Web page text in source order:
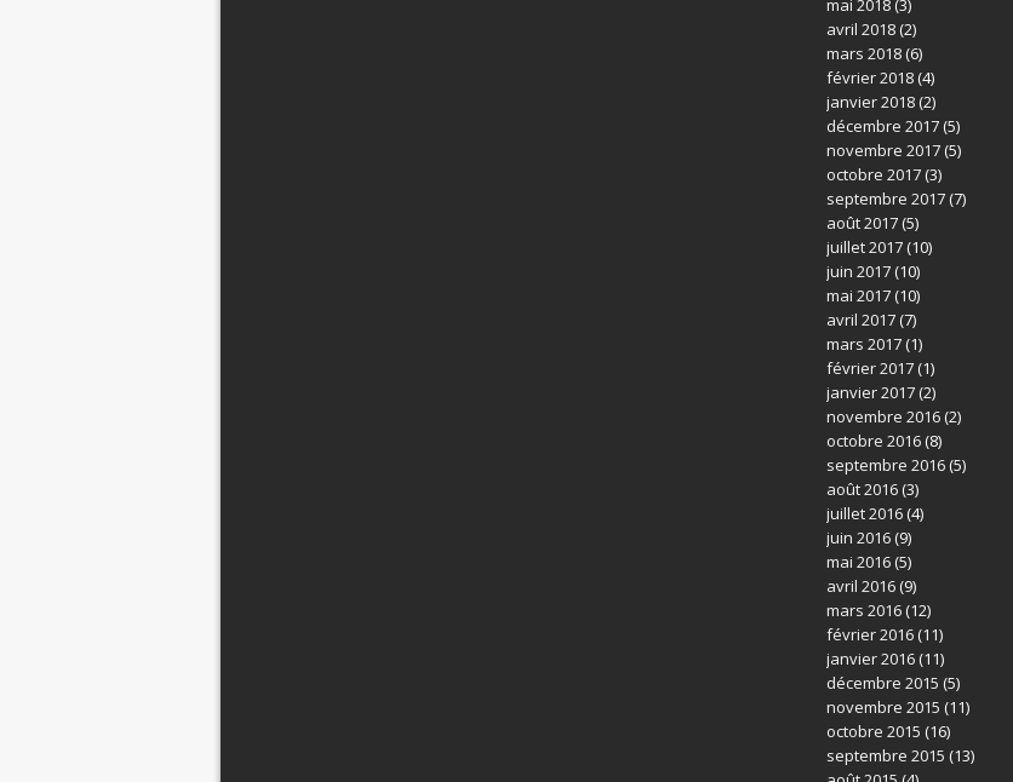
mai 2018(3)
avril 2018(2)
mars 2018(6)
février 2018(4)
janvier 2018(2)
décembre 2017(5)
novembre 2017(5)
octobre 2017(3)
septembre 2017(7)
août 2017(5)
juillet 2017(10)
juin 2017(10)
mai 2017(10)
avril 2017(7)
mars 2017(1)
février 2017(1)
janvier 2017(2)
novembre 2016(2)
octobre 2016(8)
septembre 2016(5)
août 2016(3)
juillet 2016(4)
juin 2016(9)
mai 2016(5)
avril 2016(9)
mars 2016(12)
février 2016(11)
janvier 2016(11)
décembre 2015 (5)
novembre 2015 (11)
octobre 2015 (16)
septembre 2015 (13)